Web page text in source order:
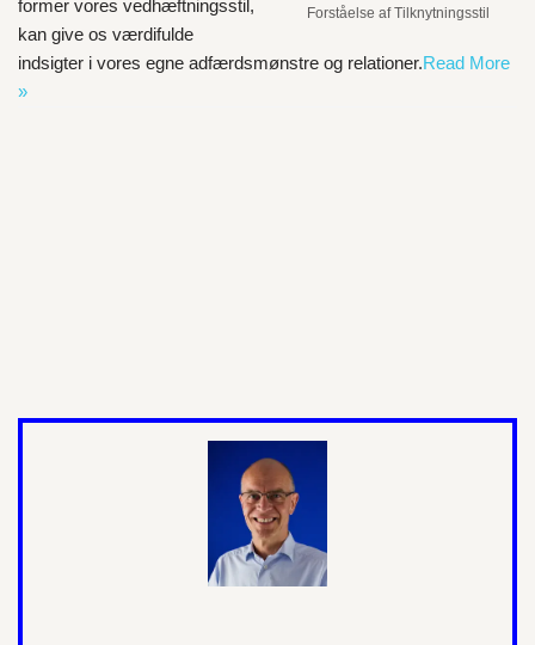
Forståelse af Tilknytningsstil
former vores vedhæftningsstil,
kan give os værdifulde
indsigter i vores egne adfærdsmønstre og relationer.Read More
»